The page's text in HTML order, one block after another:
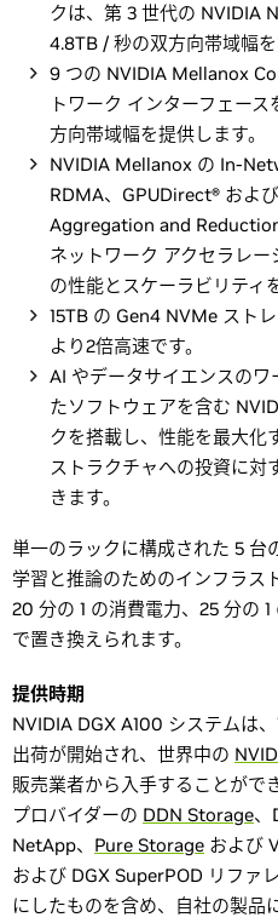
クは、第 3 世代の NVIDIA
4.8TB / 秒の双方向帯域幅を
9 つの NVIDIA Mellanox
トワーク インターフェー
方向帯域幅を提供します。
NVIDIA Mellanox の In-
RDMA、GPUDirect® およ
Aggregation and
ネットワーク アクセラレ
の性能とスケーラビリティ
15TB の Gen4 NVMe スト
より2倍高速です。
AI やデータサイエンスの
たソフトウェアを含む
クを搭載し、性能を最大化
ストラクチャへの投資に対
きます。
単一のラックに構成された 5 台
学習と推論のためのインフラス
20 分の 1 の消費電力、25 分の
で置き換えられます。
提供時期
NVIDIA DGX A100 システムは
出荷が開始され、世界中の
販売業者から入手することがで
プロバイダーの DDN Storage、
NetApp、 Pure Storage および
および DGX SuperPOD リファ
にしたものを含め、自社の製品